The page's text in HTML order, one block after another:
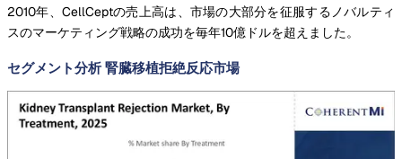
2010年、CellCeptの売上高は、市場の大部分を征服するノバルティ
スのマーケティング戦略の成功を毎年10億ドルを超えました。
セグメント分析 腎臓移植拒絶反応市場